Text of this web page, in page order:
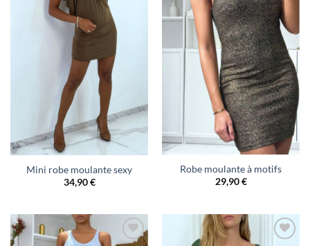
Mini robe moulante sexy
34,90€
Robe moulante à motifs
29,90€